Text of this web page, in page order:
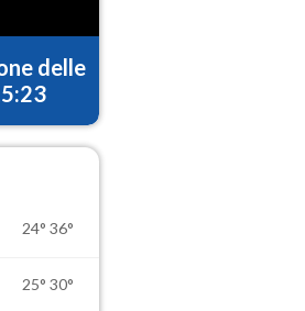
delle
24° 36°
25° 30°